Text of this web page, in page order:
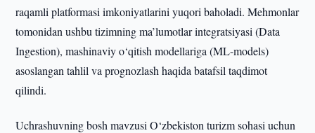
raqamli platformasi imkoniyatlarini yuqori baholadi. Mehmonlar
tomonidan ushbu tizimning ma’lumotlar integratsiyasi (Data
Ingestion), mashinaviy o‘qitish modellariga (ML-models)
asoslangan tahlil va prognozlash haqida batafsil taqdimot
qilindi.
Uchrashuvning bosh mavzusi O‘zbekiston turizm sohasi uchun